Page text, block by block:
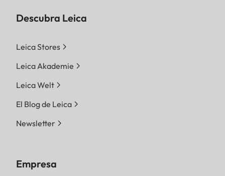
Descubra Leica
Leica Stores
Leica Akademie
Leica Welt
El Blog de Leica
Newsletter
Empresa